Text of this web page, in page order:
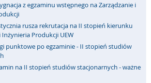
z egzaminu wstępnego na Zarządzanie i
rusza rekrutacja na II stopień kierunku
Inżynieria Produkcji UEW
punktowe po egzaminie - II stopień studiów
na II stopień studiów stacjonarnych - ważne